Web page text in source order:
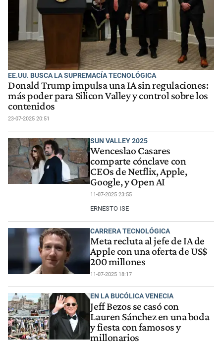
EE.UU. BUSCA LA SUPREMACÍA TECNOLÓGICA
Donald Trump impulsa una IA sin regulaciones:
más poder para Silicon Valley y control sobre los
contenidos
23-07-2025 20:51
SUN VALLEY 2025
Wenceslao Casares
comparte cónclave con
CEOs de Netflix, Apple,
Google, y Open AI
11-07-2025 23:55
ERNESTO ISE
CARRERA TECNOLÓGICA
Meta recluta al jefe de IA de
Apple con una oferta de US$
200 millones
11-07-2025 18:17
EN LA BUCÓLICA VENECIA
Jeff Bezos se casó con
Lauren Sánchez en una boda
y fiesta con famosos y
millonarios